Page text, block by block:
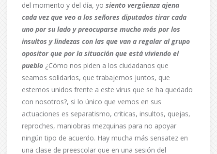
del momento y del día, yo siento vergüenza ajena
cada vez que veo a los señores diputados tirar cada
uno por su lado y preocuparse mucho más por los
insultos y lindezas con las que van a regalar al grupo
opositor que por la situación que está viviendo el
pueblo ¿Cómo nos piden a los ciudadanos que
seamos solidarios, que trabajemos juntos, que
estemos unidos frente a este virus que se ha quedado
con nosotros?, si lo único que vemos en sus
actuaciones es separatismo, criticas, insultos, quejas,
reproches, maniobras mezquinas para no apoyar
ningún tipo de acuerdo. Hay mucha más sensatez en
una clase de preescolar que en una sesión del